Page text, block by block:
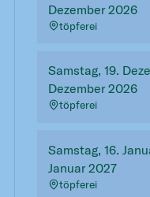
Dezember 2026
töpferei
Samstag, 19.
Dezember 2026
töpferei
Samstag, 16.
Januar 2027
töpferei